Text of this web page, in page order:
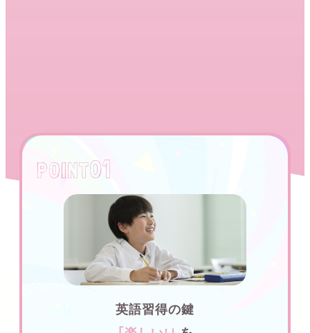
P0INT01
英語習得の鍵